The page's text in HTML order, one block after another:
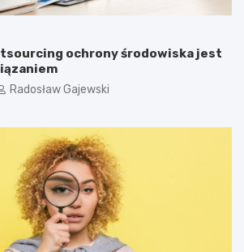
ochrony środowiska jest
Radosław Gajewski